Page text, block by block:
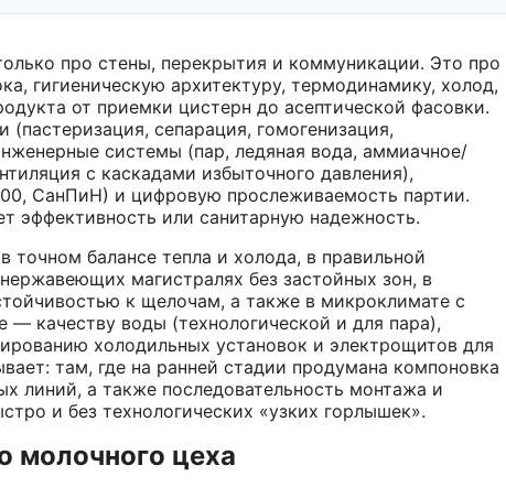
про стены, перекрытия и коммуникации. Это про
гигиеническую архитектуру, термодинамику, холод,
от приемки цистерн до асептической фасовки.
сепарация, гомогенизация,
системы (пар, ледяная вода, аммиачное/
с каскадами избыточного давления),
СанПиН) и цифровую прослеживаемость партии.
эффективность или санитарную надежность.
балансе тепла и холода, в правильной
магистралях без застойных зон, в
к щелочам, а также в микроклимате с
качеству воды (технологической и для пара),
холодильных установок и электрощитов для
там, где на ранней стадии продумана компоновка
линий, а также последовательность монтажа и
и без технологических «узких горлышек».
молочного цеха